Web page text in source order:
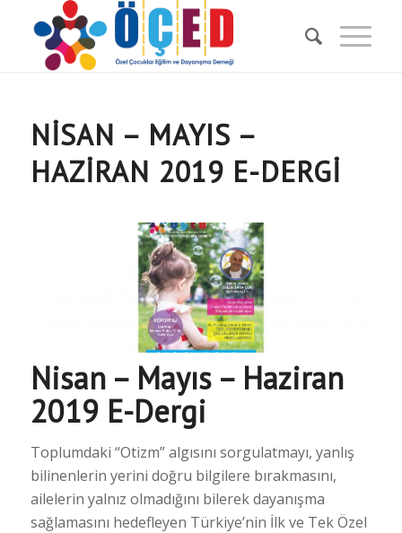
NISAN – MAYIS –
HAZIRAN 2019 E-DERGI
Nisan – Mayıs – Haziran
2019 E-Dergi
Toplumdaki “Otizm” algısını sorgulatmayı, yanlış
bilinenlerin yerini doğru bilgilere bırakmasını,
ailelerin yalnız olmadığını bilerek dayanışma
sağlamasını hedefleyen Türkiye’nin İlk ve Tek Özel